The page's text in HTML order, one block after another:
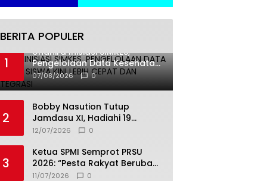
BERITA POPULER
1
Undhira Inisiasi SIMKES,
Pengelolaan Data Kesehatan
Siswa Kini Lebih Cepat dan
Terintegrasi
07/08/2026 0
2
Bobby Nasution Tutup
Jamdasu XI, Hadiahi 19
Petugas Upacara Berangkat
12/07/2026 0
3
Ketua SPMI Semprot PRSU
2026: “Pesta Rakyat Berubah
Jadi Ajang Bisnis, Target 300
11/07/2026 0